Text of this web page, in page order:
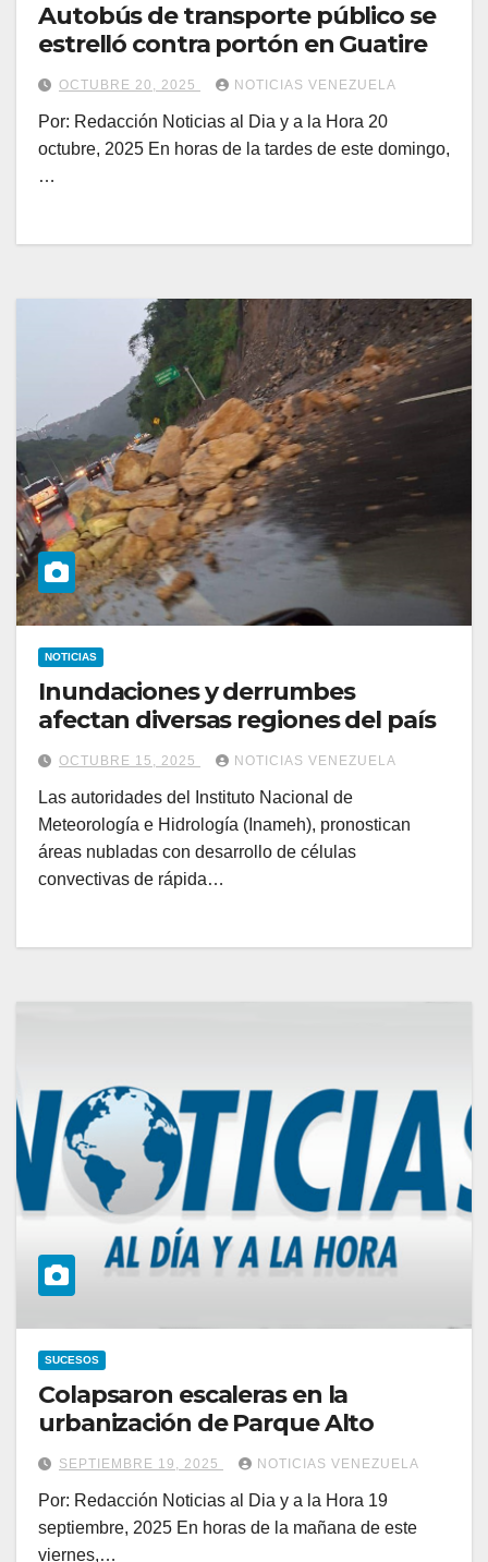
Autobús de transporte público se
estrelló contra portón en Guatire
OCTUBRE 20, 2025 NOTICIAS VENEZUELA
Por: Redacción Noticias al Dia y a la Hora 20
octubre, 2025 En horas de la tardes de este domingo,
…
NOTICIAS
Inundaciones y derrumbes
afectan diversas regiones del país
OCTUBRE 15, 2025 NOTICIAS VENEZUELA
Las autoridades del Instituto Nacional de
Meteorología e Hidrología (Inameh), pronostican
áreas nubladas con desarrollo de células
convectivas de rápida…
SUCESOS
Colapsaron escaleras en la
urbanización de Parque Alto
SEPTIEMBRE 19, 2025 NOTICIAS VENEZUELA
Por: Redacción Noticias al Dia y a la Hora 19
septiembre, 2025 En horas de la mañana de este
viernes,…